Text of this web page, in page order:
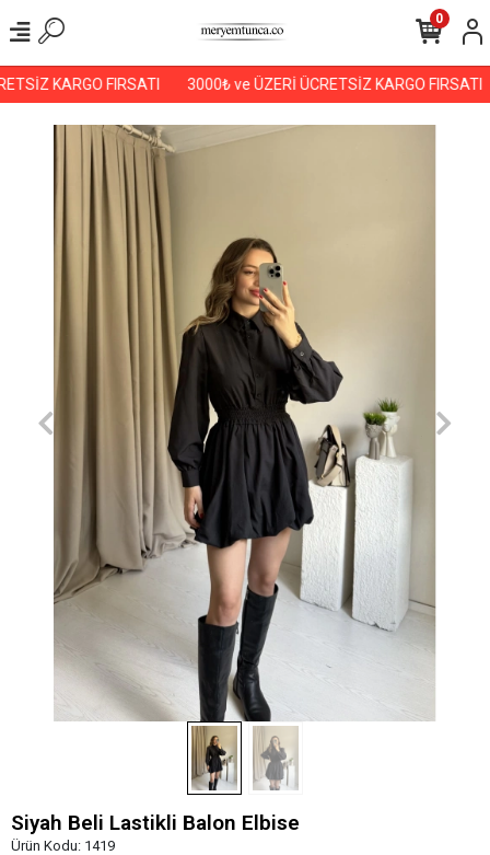
KARGO FIRSATI 3000₺ ve ÜZERİ ÜCRETSİZ KARGO FIRSATI
0
Siyah Beli Lastikli Balon Elbise
Ürün Kodu: 1419